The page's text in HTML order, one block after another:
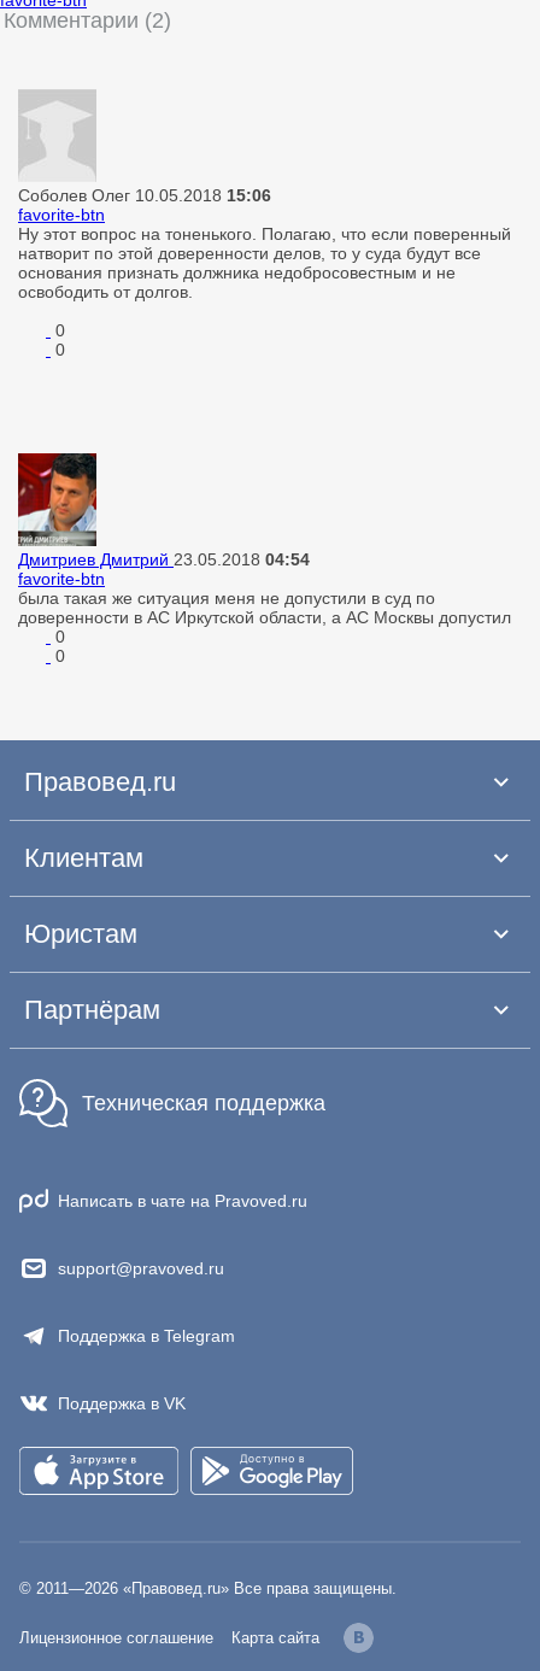
Комментарии (2)
Соболев Олег 10.05.2018 15:06
favorite-btn
Ну этот вопрос на тоненького. Полагаю, что если поверенный
натворит по этой доверенности делов, то у суда будут все
основания признать должника недобросовестным и не
освободить от долгов.
0
0
Дмитриев Дмитрий 23.05.2018 04:54
favorite-btn
была такая же ситуация меня не допустили в суд по
доверенности в АС Иркутской области, а АС Москвы допустил
0
0
Правовед.ru
Клиентам
Юристам
Партнёрам
Техническая поддержка
Написать в чате на Pravoved.ru
support@pravoved.ru
Поддержка в Telegram
Поддержка в VK
© 2011—2026 «Правовед.ru» Все права защищены.
Лицензионное соглашение Карта сайта